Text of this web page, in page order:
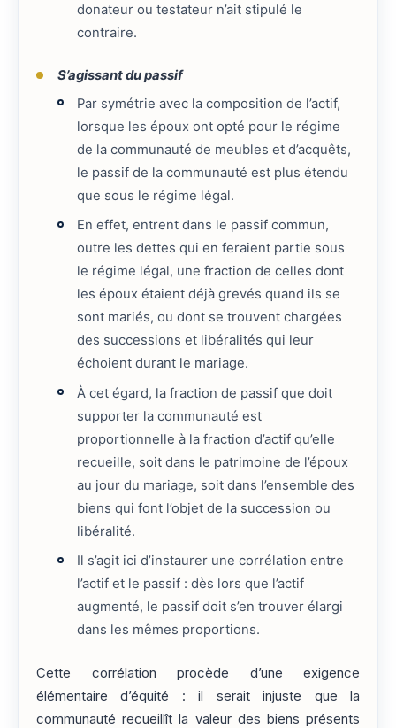
donateur ou testateur n’ait stipulé le
contraire.
S’agissant du passif
Par symétrie avec la composition de l’actif,
lorsque les époux ont opté pour le régime
de la communauté de meubles et d’acquêts,
le passif de la communauté est plus étendu
que sous le régime légal.
En effet, entrent dans le passif commun,
outre les dettes qui en feraient partie sous
le régime légal, une fraction de celles dont
les époux étaient déjà grevés quand ils se
sont mariés, ou dont se trouvent chargées
des successions et libéralités qui leur
échoient durant le mariage.
À cet égard, la fraction de passif que doit
supporter la communauté est
proportionnelle à la fraction d’actif qu’elle
recueille, soit dans le patrimoine de l’époux
au jour du mariage, soit dans l’ensemble des
biens qui font l’objet de la succession ou
libéralité.
Il s’agit ici d’instaurer une corrélation entre
l’actif et le passif : dès lors que l’actif
augmenté, le passif doit s’en trouver élargi
dans les mêmes proportions.
Cette corrélation procède d’une exigence
élémentaire d’équité : il serait injuste que la
communauté recueillît la valeur des biens présents